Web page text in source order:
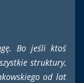
Bo jeśli ktoś
struktury,
od lat